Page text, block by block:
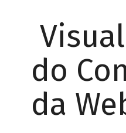
do
da